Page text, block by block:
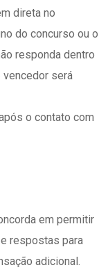
direta no
do concurso ou o
responda dentro
vencedor será
o contato com
em permitir
respostas para
adicional.